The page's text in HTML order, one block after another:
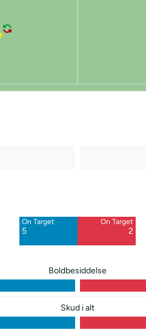
On Target
5
On Target
2
Boldbesiddelse
Skud i alt